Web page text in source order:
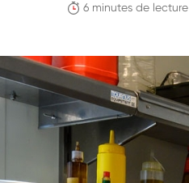
6 minutes de lecture